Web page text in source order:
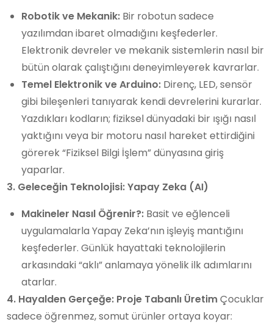
Robotik ve Mekanik: Bir robotun sadece
yazılımdan ibaret olmadığını keşfederler.
Elektronik devreler ve mekanik sistemlerin nasıl bir
bütün olarak çalıştığını deneyimleyerek kavrarlar.
Temel Elektronik ve Arduino: Direnç, LED, sensör
gibi bileşenleri tanıyarak kendi devrelerini kurarlar.
Yazdıkları kodların; fiziksel dünyadaki bir ışığı nasıl
yaktığını veya bir motoru nasıl hareket ettirdiğini
görerek “Fiziksel Bilgi İşlem” dünyasına giriş
yaparlar.
3. Geleceğin Teknolojisi: Yapay Zeka (AI)
Makineler Nasıl Öğrenir?: Basit ve eğlenceli
uygulamalarla Yapay Zeka’nın işleyiş mantığını
keşfederler. Günlük hayattaki teknolojilerin
arkasındaki “aklı” anlamaya yönelik ilk adımlarını
atarlar.
4. Hayalden Gerçeğe: Proje Tabanlı ÜretimÇocuklar
sadece öğrenmez, somut ürünler ortaya koyar: